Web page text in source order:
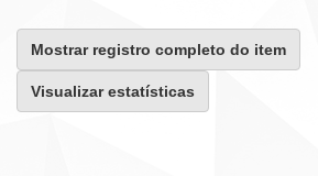
Mostrar registro completo do item
Visualizar estatísticas